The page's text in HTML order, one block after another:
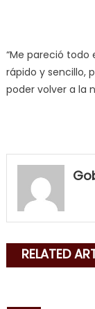
“Me pareció todo
rápido y sencillo,
poder volver a la
my
neighbor
mouth
RELATED